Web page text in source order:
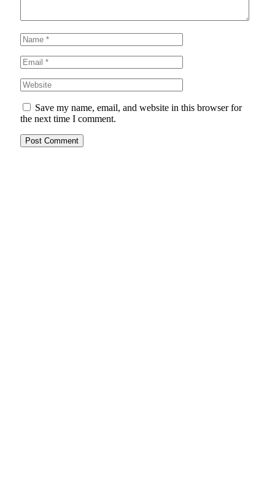
Save my name, email, and website in this browser for
the next time I comment.